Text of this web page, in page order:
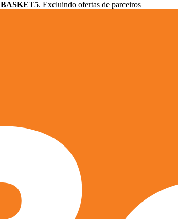
BASKET5. Excluindo ofertas de parceiros